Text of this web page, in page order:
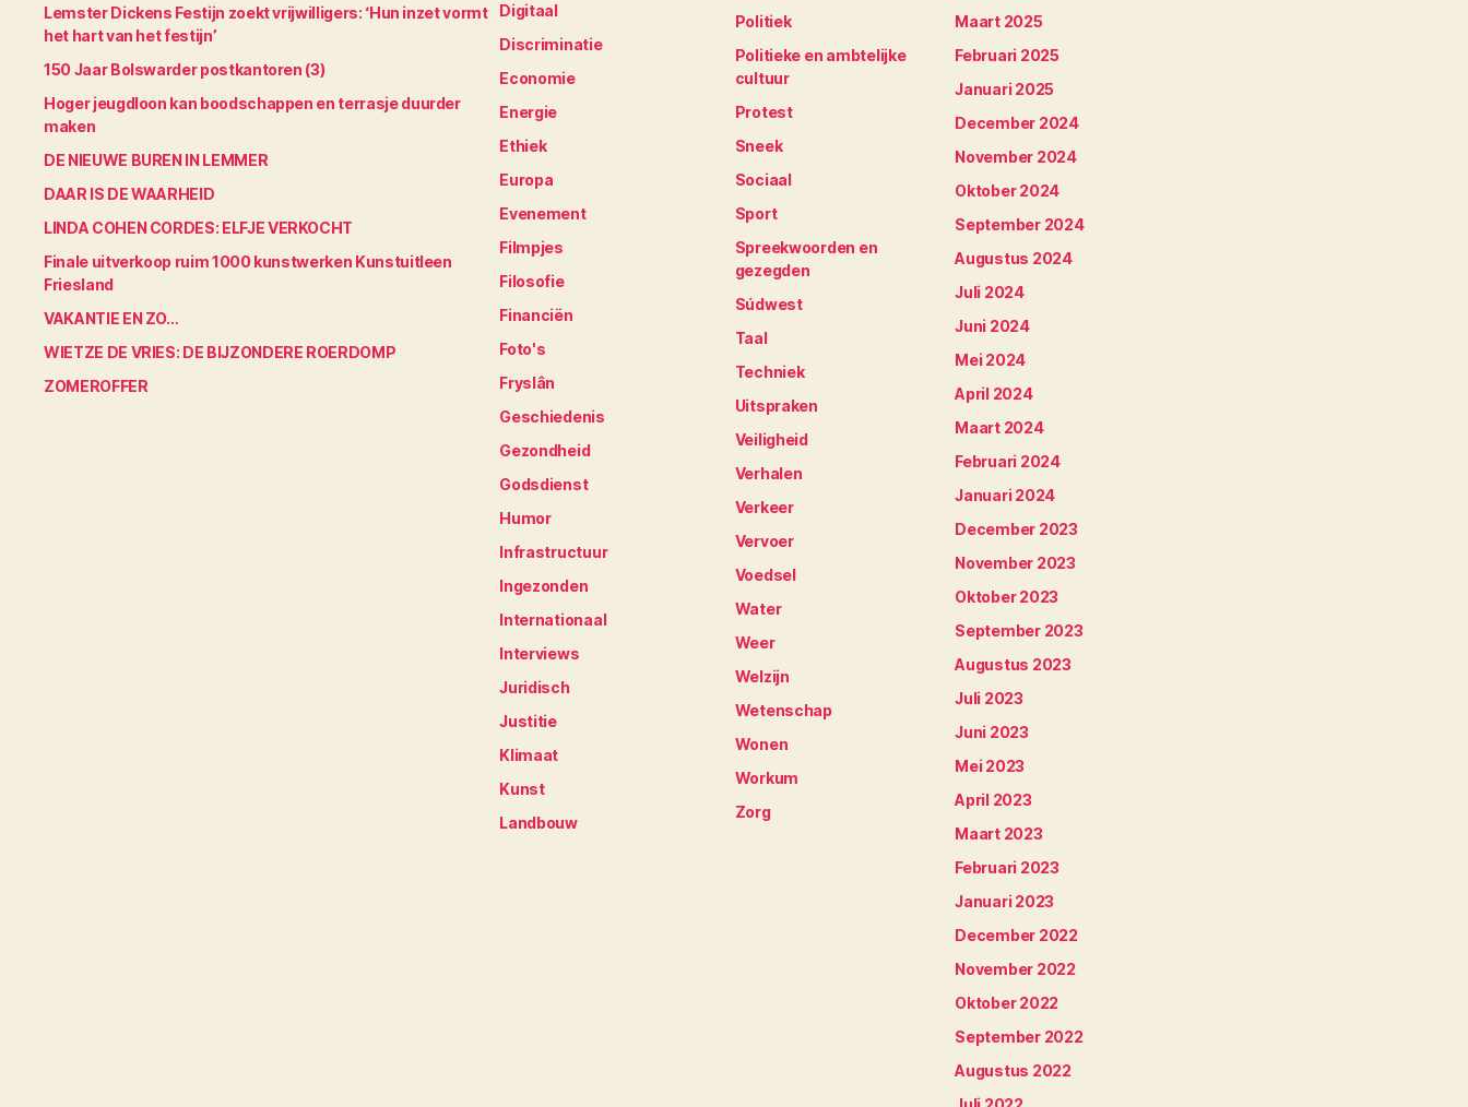
Lemster Dickens Festijn zoekt vrijwilligers: ‘Hun inzet vormt
het hart van het festijn’
150 Jaar Bolswarder postkantoren (3)
Hoger jeugdloon kan boodschappen en terrasje duurder
maken
DE NIEUWE BUREN IN LEMMER
DAAR IS DE WAARHEID
LINDA COHEN CORDES: ELFJE VERKOCHT
Finale uitverkoop ruim 1000 kunstwerken Kunstuitleen
Friesland
VAKANTIE EN ZO…
WIETZE DE VRIES: DE BIJZONDERE ROERDOMP
ZOMEROFFER
Digitaal
Discriminatie
Economie
Energie
Ethiek
Europa
Evenement
Filmpjes
Filosofie
Financiën
Foto's
Fryslân
Geschiedenis
Gezondheid
Godsdienst
Humor
Infrastructuur
Ingezonden
Internationaal
Interviews
Juridisch
Justitie
Klimaat
Kunst
Landbouw
Politiek
Politieke en ambtelijke
cultuur
Protest
Sneek
Sociaal
Sport
Spreekwoorden en
gezegden
Súdwest
Taal
Techniek
Uitspraken
Veiligheid
Verhalen
Verkeer
Vervoer
Voedsel
Water
Weer
Welzijn
Wetenschap
Wonen
Workum
Zorg
Maart 2025
Februari 2025
Januari 2025
December 2024
November 2024
Oktober 2024
September 2024
Augustus 2024
Juli 2024
Juni 2024
Mei 2024
April 2024
Maart 2024
Februari 2024
Januari 2024
December 2023
November 2023
Oktober 2023
September 2023
Augustus 2023
Juli 2023
Juni 2023
Mei 2023
April 2023
Maart 2023
Februari 2023
Januari 2023
December 2022
November 2022
Oktober 2022
September 2022
Augustus 2022